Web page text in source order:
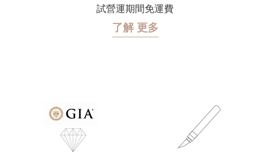
試營運期間免運費
了解 更多